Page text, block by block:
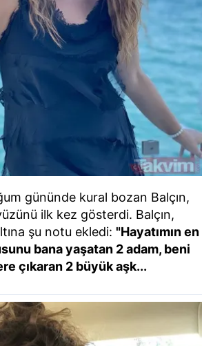
gününde kural bozan Balçın,
ilk kez gösterdi. Balçın,
şu notu ekledi: "Hayatımın en
bana yaşatan 2 adam, beni
çıkaran 2 büyük aşk...